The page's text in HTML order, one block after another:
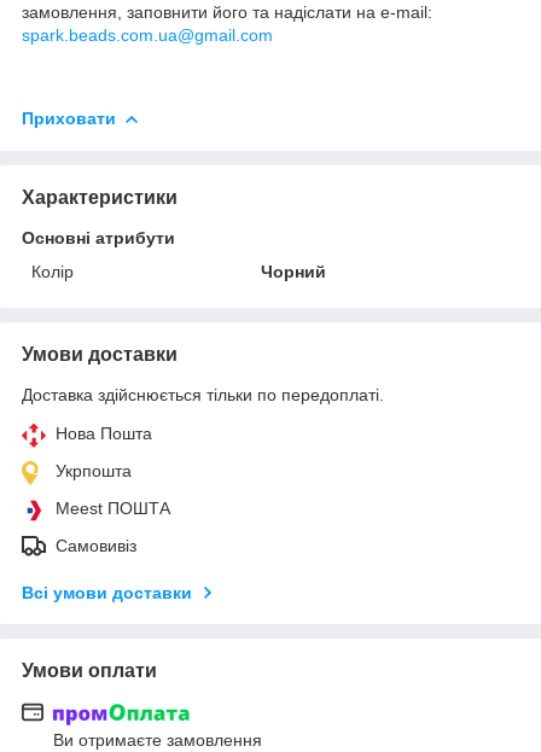
замовлення, заповнити його та надіслати на e-mail:
spark.beads.com.ua@gmail.com
Приховати
Характеристики
Основні атрибути
Колір
Чорний
Умови доставки
Доставка здійснюється тільки по передоплаті.
Нова Пошта
Укрпошта
Meest ПОШТА
Самовивіз
Всі умови доставки
Умови оплати
Ви отримаєте замовлення